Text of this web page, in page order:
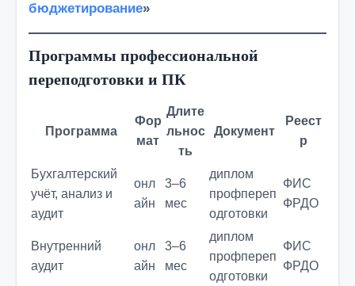
бюджетирование»
Программы профессиональной
переподготовки и ПК
Программа
Фор
мат
Длите
льнос
ть
Документ
Реест
р
Бухгалтерский
учёт, анализ и
аудит
онл
айн
3–6
мес
диплом
профпереп
одготовки
ФИС
ФРДО
Внутренний
аудит
онл
айн
3–6
мес
диплом
профпереп
одготовки
ФИС
ФРДО